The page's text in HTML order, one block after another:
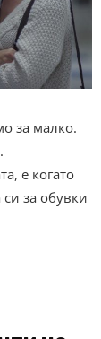
за малко.
е когато
за обувки